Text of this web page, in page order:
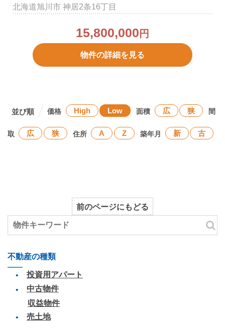
北海道旭川市 神居2条16丁目
15,800,000 円
物件の詳細を見る
価格 High Low 面積 広 狭 間
取 広 狭 住所 A Z 築年月 新 古
前のページにもどる
不動産の種類
投資用アパート
中古物件
収益物件
売土地